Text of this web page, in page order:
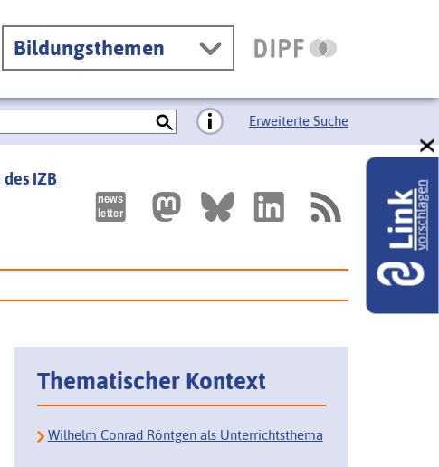
Bildungsthemen
Erweiterte Suche
IZB
Thematischer Kontext
Wilhelm Conrad Röntgen als Unterrichtsthema
Linkvorschlagen